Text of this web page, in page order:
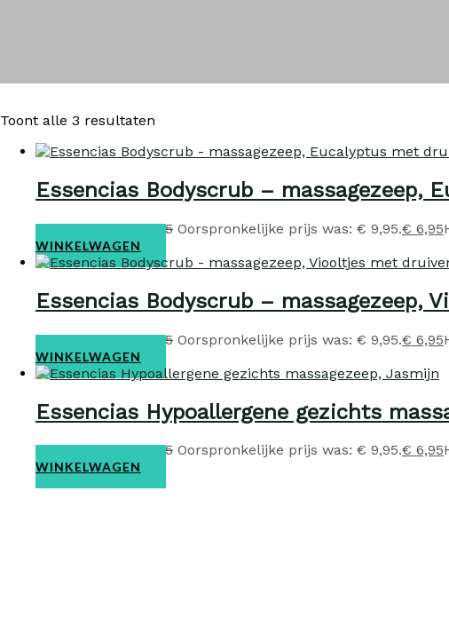
Toont alle 3 resultaten
Essencias Bodyscrub – massagezeep,
Home & body€9,95 Oorspronkelijke prijs was: € 9,95.€ 6,95
WINKELWAGEN
Essencias Bodyscrub – massagezeep,
Home & body€9,95 Oorspronkelijke prijs was: € 9,95.€ 6,95
WINKELWAGEN
Essencias Hypoallergene gezichts
Home & body€9,95 Oorspronkelijke prijs was: € 9,95.€ 6,95
WINKELWAGEN